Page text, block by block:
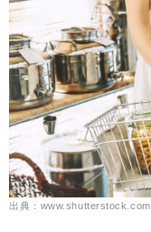
出典：www.shutterstock.com